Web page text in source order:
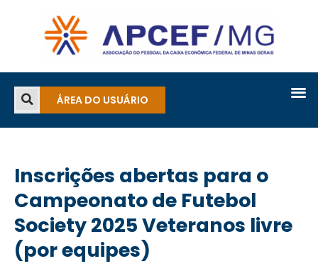
ÁREA DO USUÁRIO
Inscrições abertas para o
Campeonato de Futebol
Society 2025 Veteranos livre
(por equipes)